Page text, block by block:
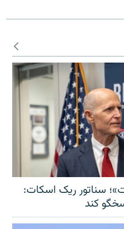
سناتور ریک اسکات:
کند